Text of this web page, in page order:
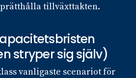
tillväxttakten.
stryper sig själv)
vanligaste scenariot för